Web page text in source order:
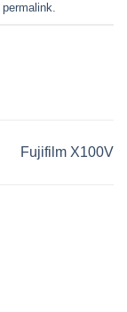
permalink.
Fujifilm X100V